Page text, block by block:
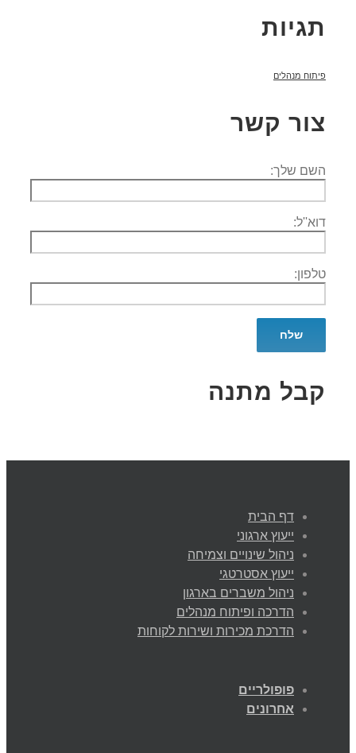
תגיות
פיתוח מנהלים
צור קשר
השם שלך:
דוא''ל:
טלפון:
קבל מתנה
דף הבית
ייעוץ ארגוני
ניהול שינויים וצמיחה
ייעוץ אסטרטגי
ניהול משברים בארגון
הדרכה ופיתוח מנהלים
הדרכת מכירות ושירות לקוחות
פופולריים
אחרונים